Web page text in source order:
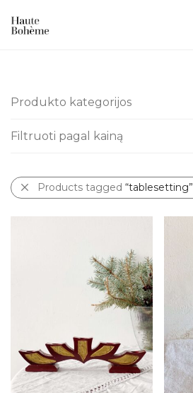
Produkto kategorijos
Visos
Kalėdos
Arbatinukai
Ąsočiai
Filtruoti pagal kainą
All
€0-€10
€10 20
Products tagged “tablesetting”